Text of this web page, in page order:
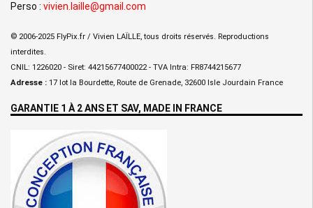
Perso : vivien.laille@gmail.com
© 2006-2025 FlyPix.fr / Vivien LAÏLLE, tous droits réservés. Reproductions
interdites.
CNIL: 1226020 - Siret: 44215677400022 - TVA Intra: FR8744215677
Adresse : 17 lot la Bourdette, Route de Grenade, 32600 Isle Jourdain France
GARANTIE 1 À 2 ANS ET SAV, MADE IN FRANCE